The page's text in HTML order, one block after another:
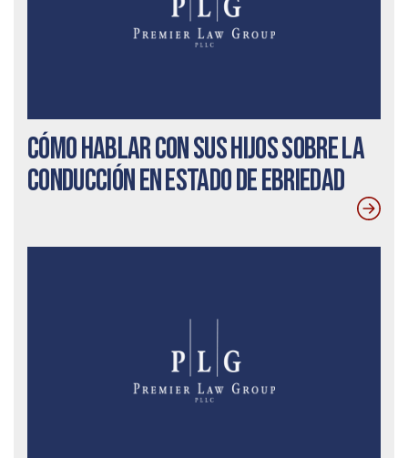
Cómo hablar con sus hijos sobre la
conducción en estado de ebriedad